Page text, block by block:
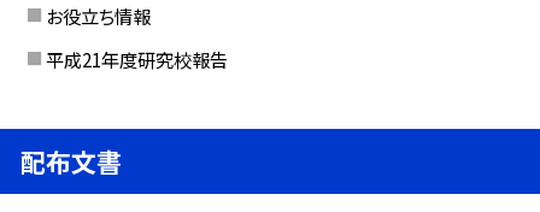
お役立ち情報
平成21年度研究校報告
配布文書